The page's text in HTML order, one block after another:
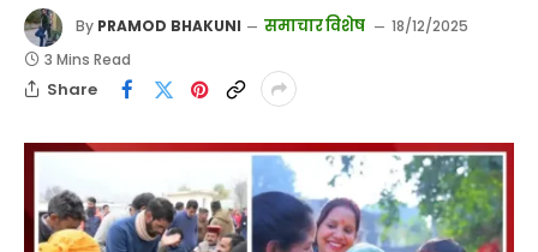
By PRAMOD BHAKUNI समाचार विशेष
18/12/2025
3 Mins Read
Share